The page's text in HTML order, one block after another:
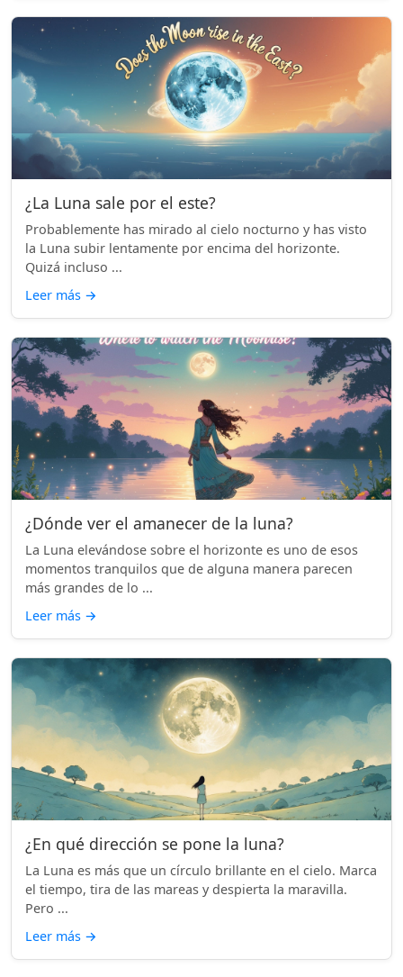
¿La Luna sale por el este?
Probablemente has mirado al cielo nocturno y has visto
la Luna subir lentamente por encima del horizonte.
Quizá incluso ...
Leer más →
¿Dónde ver el amanecer de la luna?
La Luna elevándose sobre el horizonte es uno de esos
momentos tranquilos que de alguna manera parecen
más grandes de lo ...
Leer más →
¿En qué dirección se pone la luna?
La Luna es más que un círculo brillante en el cielo. Marca
el tiempo, tira de las mareas y despierta la maravilla.
Pero ...
Leer más →